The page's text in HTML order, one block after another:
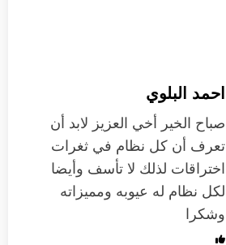
احمد البلوي
‏صباح الخير أخي العزيز لابد أن
تعرف أن كل نظام في ثغرات
اختراقات لذلك لا تأسف وأيضا
لكل نظام له عيوبه ومميزاته
وشكرا